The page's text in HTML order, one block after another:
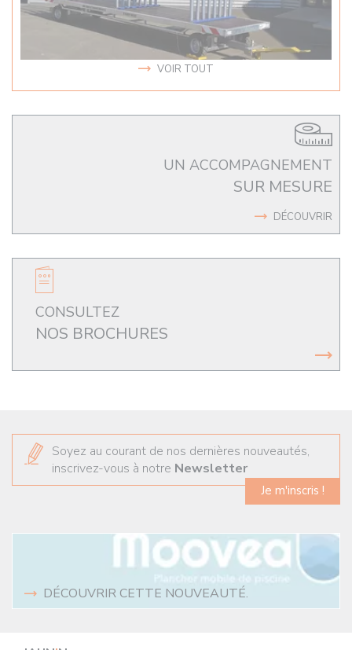
VOIR TOUT
UN ACCOMPAGNEMENT
SUR MESURE
DÉCOUVRIR
CONSULTEZ
NOS BROCHURES
Soyez au courant de nos dernières nouveautés,
inscrivez-vous à notre Newsletter
Je m'inscris !
DÉCOUVRIR CETTE NOUVEAUTÉ.